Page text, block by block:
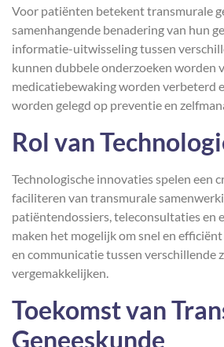
Voor patiënten betekent transmurale
samenhangende benadering van hun
informatie-uitwisseling tussen
kunnen dubbele onderzoeken worden
medicatiebewaking worden verbeterd
worden gelegd op preventie en
Rol van
Technologische innovaties spelen een
faciliteren van transmurale
patiëntendossiers, teleconsultaties en
maken het mogelijk om snel en
en communicatie tussen verschillende
vergemakkelijken.
Toekomst van
Geneeskunde